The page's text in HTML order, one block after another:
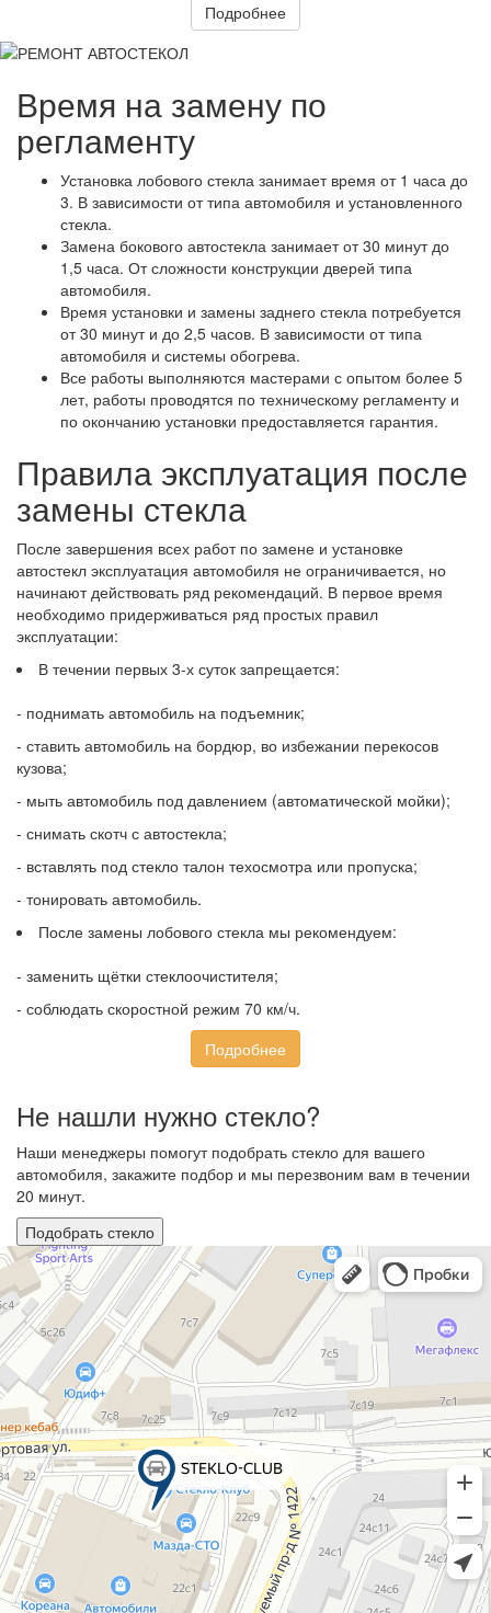
Подробнее
Время на замену по
регламенту
Установка лобового стекла занимает время от 1 часа до
3. В зависимости от типа автомобиля и установленного
стекла.
Замена бокового автостекла занимает от 30 минут до
1,5 часа. От сложности конструкции дверей типа
автомобиля.
Время установки и замены заднего стекла потребуется
от 30 минут и до 2,5 часов. В зависимости от типа
автомобиля и системы обогрева.
Все работы выполняются мастерами с опытом более 5
лет, работы проводятся по техническому регламенту и
по окончанию установки предоставляется гарантия.
Правила эксплуатация после
замены стекла
После завершения всех работ по замене и установке
автостекл эксплуатация автомобиля не ограничивается, но
начинают действовать ряд рекомендаций. В первое время
необходимо придерживаться ряд простых правил
эксплуатации:
В течении первых 3-х суток запрещается:
- поднимать автомобиль на подъемник;
- ставить автомобиль на бордюр, во избежании перекосов
кузова;
- мыть автомобиль под давлением (автоматической мойки);
- снимать скотч с автостекла;
- вставлять под стекло талон техосмотра или пропуска;
- тонировать автомобиль.
После замены лобового стекла мы рекомендуем:
- заменить щётки стеклоочистителя;
- соблюдать скоростной режим 70 км/ч.
Подробнее
Не нашли нужно стекло?
Наши менеджеры помогут подобрать стекло для вашего
автомобиля, закажите подбор и мы перезвоним вам в течении
20 минут.
Подобрать стекло